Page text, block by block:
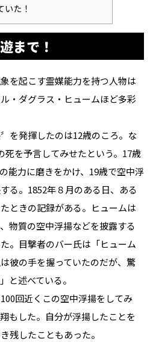
た！
まで！
を起こす霊媒能力を持つ人物は
・ダグラス・ヒュームほど多彩
を発揮したのは12歳のころ。な
死を予言してみせたという。17歳
能力に磨きをかけ、19歳で空中浮
る。1852年８月のある日、ある
ときの記録がある。ヒュームは
物質の空中浮揚などを披露する
。目撃者のバー氏は「ヒューム
彼の手を握っていたのだが、驚
と述べている。
回近くこの空中浮揚をしてみ
もした。自分が浮揚したことを
残したこともあった。